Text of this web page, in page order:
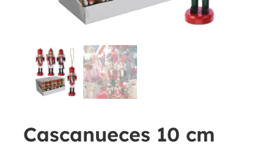
Cascanueces 10 cm